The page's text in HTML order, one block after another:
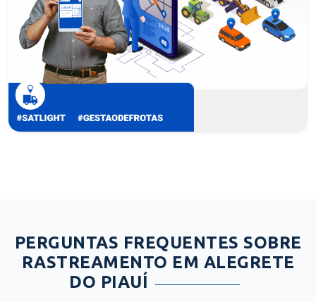
PERGUNTAS FREQUENTES SOBRE
RASTREAMENTO EM ALEGRETE
DO PIAUÍ